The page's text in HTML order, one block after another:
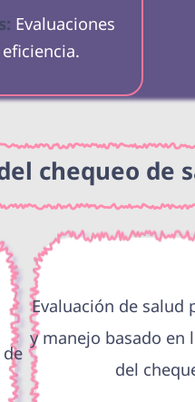
Evaluaciones
chequeo de
Evaluación de salud
y manejo basado en
del